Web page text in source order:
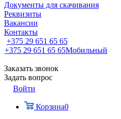
Документы для скачивания
Реквизиты
Вакансии
Контакты
+375 29 651 65 65
+375 29 651 65 65Мобильный
Заказать звонок
Задать вопрос
Войти
Корзина0